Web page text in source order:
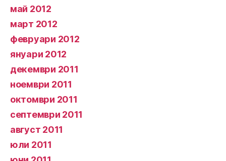
май 2012
март 2012
февруари 2012
януари 2012
декември 2011
ноември 2011
октомври 2011
септември 2011
август 2011
юли 2011